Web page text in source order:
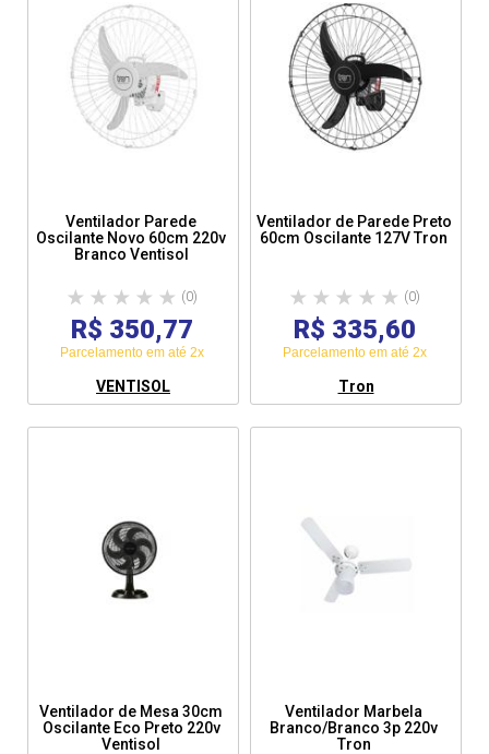
Ventilador Parede
Oscilante Novo 60cm 220v
Branco Ventisol
(0)
R$ 350,77
Parcelamento em até 2x
VENTISOL
Ventilador de Parede Preto
60cm Oscilante 127V Tron
(0)
R$ 335,60
Parcelamento em até 2x
Tron
Ventilador de Mesa 30cm
Oscilante Eco Preto 220v
Ventisol
Ventilador Marbela
Branco/Branco 3p 220v
Tron